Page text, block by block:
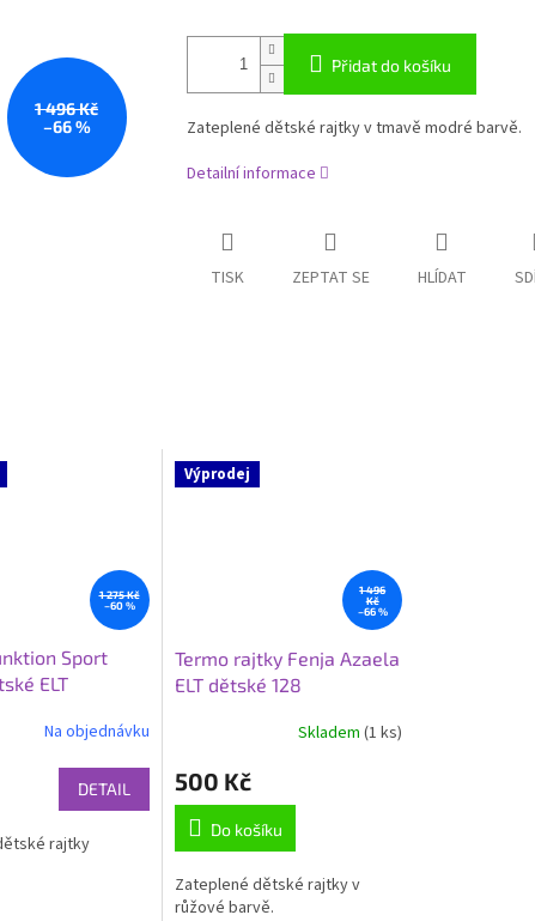
1 496 Kč
–66 %
Přidat do košíku
Zateplené dětské rajtky v tmavě modré barvě.
Detailní informace
TISK ZEPTAT SE HLÍDAT
1 275 Kč
–60 %
Sport
ELT
Na objednávku
DETAIL
rajtky
Výprodej
1 496
Kč
–66 %
Termo rajtky Fenja Azaela
ELT dětské 128
Skladem(1 ks)
500 Kč
Do košíku
Zateplené dětské rajtky v
růžové barvě.